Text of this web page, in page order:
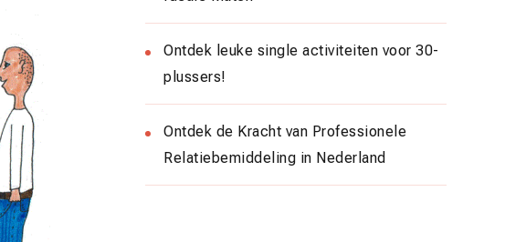
Ontdek leuke single activiteiten voor 30-
plussers!
Ontdek de Kracht van Professionele
Relatiebemiddeling in Nederland